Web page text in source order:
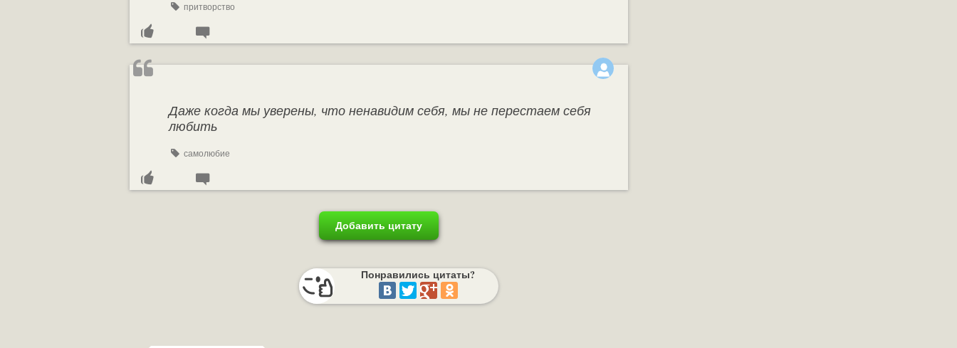
притворство
Даже когда мы уверены, что ненавидим себя, мы не перестаем себя
любить
самолюбие
Добавить цитату
Понравились цитаты?